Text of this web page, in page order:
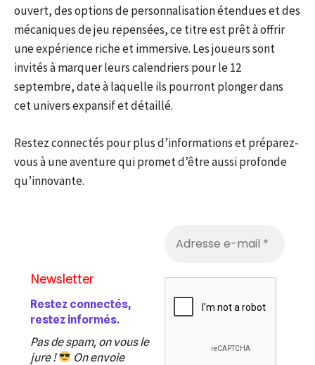
ouvert, des options de personnalisation étendues et des
mécaniques de jeu repensées, ce titre est prêt à offrir
une expérience riche et immersive. Les joueurs sont
invités à marquer leurs calendriers pour le 12
septembre, date à laquelle ils pourront plonger dans
cet univers expansif et détaillé.
Restez connectés pour plus d’informations et préparez-
vous à une aventure qui promet d’être aussi profonde
qu’innovante.
Newsletter
Restez connectés,
restez informés.
Pas de spam, on vous le
jure !
On envoie